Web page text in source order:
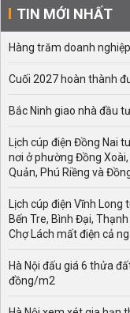
TIN MỚI NHẤT
Hàng trăm doanh
Cuối 2027 hoàn thành
Bắc Ninh giao nhà đầu
Lịch cúp điện Đồng Nai
nơi ở phường Đồng
Quản, Phú Riềng và
Lịch cúp điện Vĩnh
Bến Tre, Bình Đại,
Chợ Lách mất điện cả
Hà Nội đấu giá 6 thửa
đồng/m2